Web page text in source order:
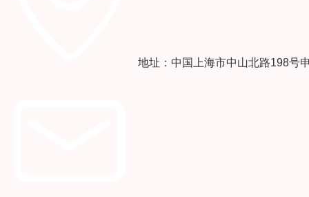
地址：中国上海市中山北路198号